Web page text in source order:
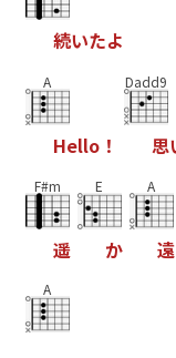
続いたよ
A
Hello！
Dadd9
思
F#m
遥
E
か
A
遠
A